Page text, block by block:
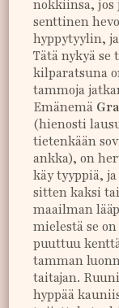
nokkiinsa, jos
senttinen
hyppytyylin,
Tätä nykyä
kilparatsuna
tammoja
Emänemä
(hienosti
tietenkään
ankka), on
käy tyyppiä,
sitten kaksi
maailman
mielestä se
puuttuu
tamman
taitajan.
hyppää